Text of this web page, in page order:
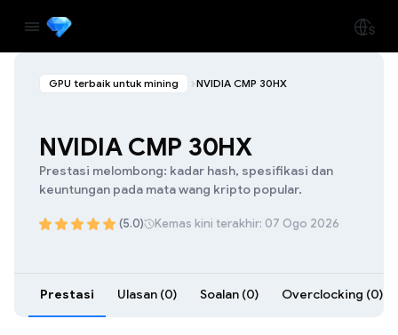
GPU terbaik untuk mining NVIDIA CMP 30HX
NVIDIA CMP 30HX
Prestasi melombong: kadar hash, spesifikasi dan
keuntungan pada mata wang kripto popular.
(5.0) Kemas kini terakhir: 07 Ogo 2026
Prestasi Ulasan (0) Soalan (0) Overclocking (0)